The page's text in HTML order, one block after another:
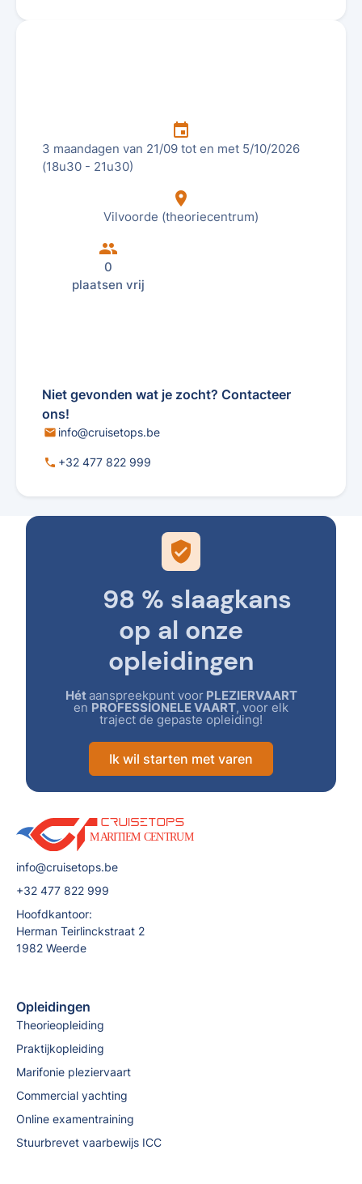
insert_invitation
3 maandagen van 21/09 tot en met 5/10/2026
(18u30 - 21u30)
location_on
Vilvoorde (theoriecentrum)
group
0
plaatsen vrij
Niet gevonden wat je zocht? Contacteer
ons!
mail info@cruisetops.be
phone +32 477 822 999
verified_user
98 % slaagkans
op al onze
opleidingen
Hétaanspreekpunt voorPLEZIERVAART
en PROFESSIONELE VAART, voor elk
traject de gepaste opleiding!
Ik wil starten met varen
info@cruisetops.be
+32 477 822 999
Hoofdkantoor:
Herman Teirlinckstraat 2
1982 Weerde
Opleidingen
Theorieopleiding
Praktijkopleiding
Marifonie pleziervaart
Commercial yachting
Online examentraining
Stuurbrevet vaarbewijs ICC